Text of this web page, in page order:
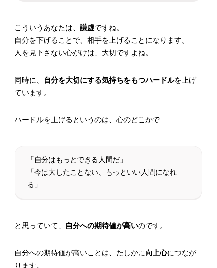
こういうあなたは、 謙虚ですね。
自分を下げることで、相手を上げることになります。
人を見下さない心がけは、大切ですよね。
同時に、 自分を大切にする気持ちをもつハードルを上げ
ています。
ハードルを上げるというのは、心のどこかで
「自分はもっとできる人間だ」
「今は大したことない、もっといい人間になれ
る」
と思っていて、 自分への期待値が高いのです。
自分への期待値が高いことは、たしかに向上心につなが
ります。